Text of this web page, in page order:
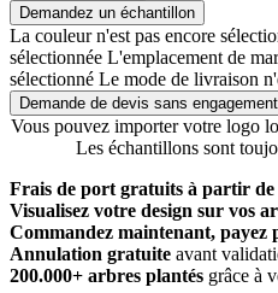
Demandez un échantillon
La couleur n'est pas encore
sélectionnée L'emplacement de
sélectionné Le mode de livraison
Demande de devis sans engagement
Vous pouvez importer votre logo
Les échantillons sont
Frais de port gratuits à partir de
Visualisez votre design sur vos
Commandez maintenant, payez
Annulation gratuite avant
200.000+ arbres plantés grâce à